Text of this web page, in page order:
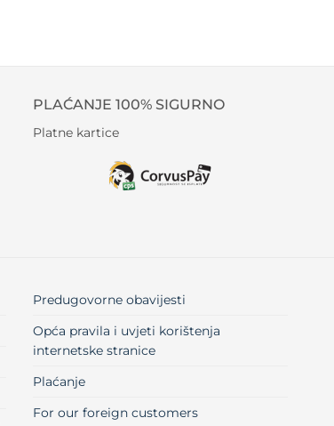
PLAĆANJE 100% SIGURNO
Platne kartice
Predugovorne obavijesti
Opća pravila i uvjeti korištenja
internetske stranice
Plaćanje
For our foreign customers